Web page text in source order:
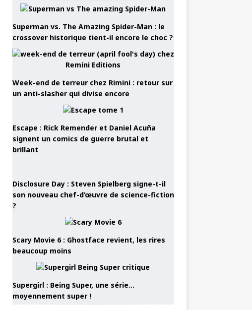
Superman vs. The Amazing Spider-Man : le
crossover historique tient-il encore le choc ?
Week-end de terreur chez Rimini : retour sur
un anti-slasher qui divise encore
Escape : Rick Remender et Daniel Acuña
signent un comics de guerre brutal et
brillant
Disclosure Day : Steven Spielberg signe-t-il
son nouveau chef-d’œuvre de science-fiction
?
Scary Movie 6 : Ghostface revient, les rires
beaucoup moins
Supergirl : Being Super, une série…
moyennement super !